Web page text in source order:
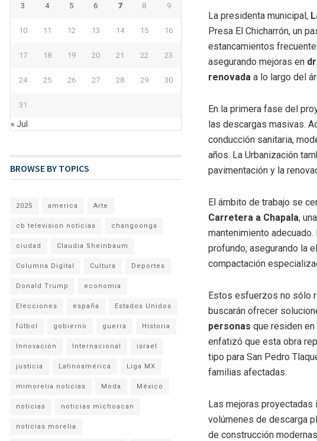
La presidenta municipal,
Presa El Chicharrón, un
estancamientos
asegurando mejoras en
renovada a lo largo del
En la primera fase del
las descargas masivas.
conducción sanitaria,
años. La Urbanización
pavimentación y la
El ámbito de trabajo se
Carretera a Chapala,
mantenimiento
profundo, asegurando la
compactación
Estos esfuerzos no sólo
buscarán ofrecer
personas que residen
enfatizó que esta obra
tipo para San Pedro
familias afectadas.
Las mejoras proyectadas
volúmenes de descarga
de construcción
3 4 5 6 7 8 9
10 11 12 13 14 15 16
17 18 19 20 21 22 23
24 25 26 27 28 29 30
31
« Jul
BROWSE BY TOPICS
2025 america Arte
cb television noticias changoonga
ciudad Claudia Sheinbaum
Columna Digital Cultura Deportes
Donald Trump economia
Elecciones españa Estados Unidos
fútbol gobierno guerra Historia
Innovación Internacional israel
justicia Latinoamérica Liga MX
mimorelia noticias Moda México
noticias noticias michoacan
noticias morelia